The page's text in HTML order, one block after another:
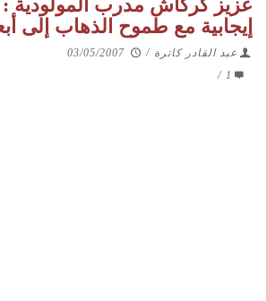
عزيز كركاش مدرب المولودية
إيجابية مع طموح الذهاب إلى
عبد القادر كاترة /
03/05/2007
1
/